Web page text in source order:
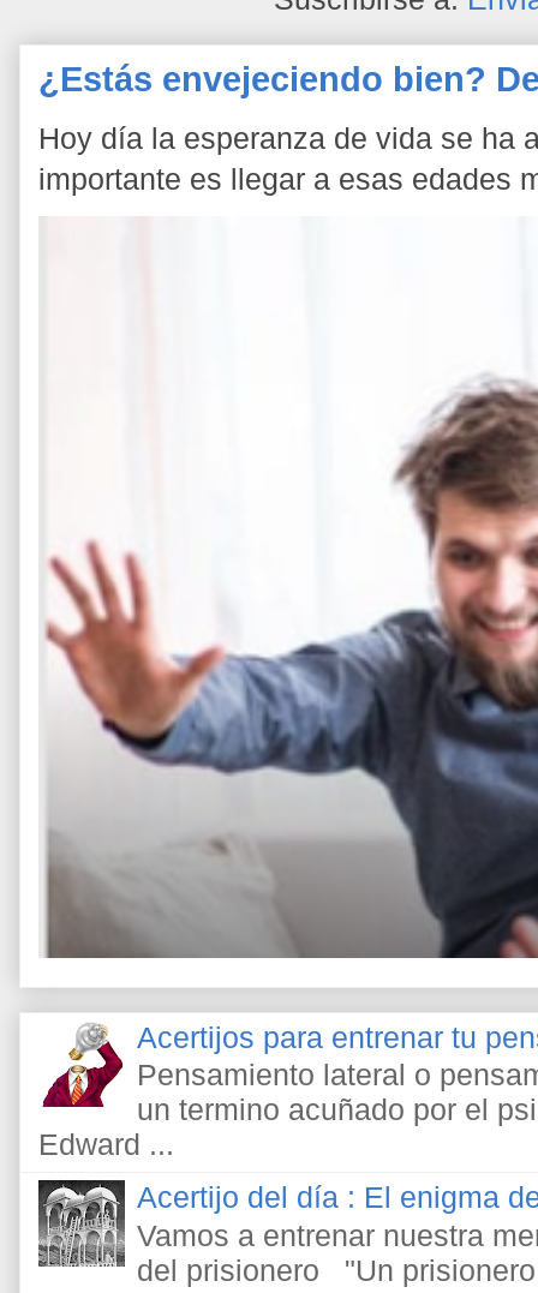
¿Estás envejeciendo bien?
Hoy día la esperanza de vida se ha
importante es llegar a esas edades
Acertijos para entrenar tu
Pensamiento lateral o
un termino acuñado por el
Edward ...
Acertijo del día : El enigma
Vamos a entrenar nuestra
del prisionero "Un